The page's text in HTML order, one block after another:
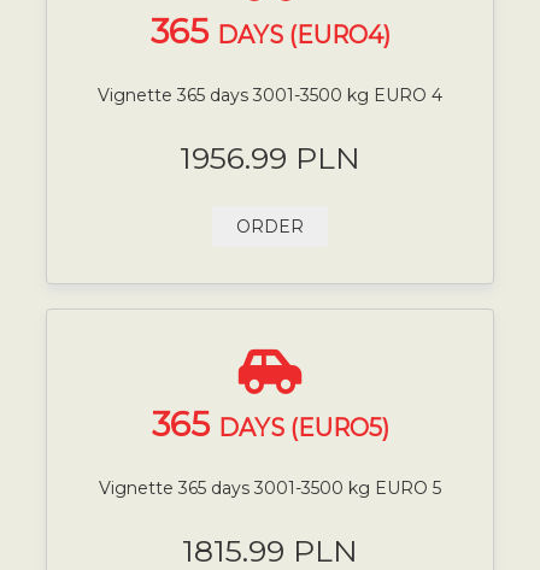
365 DAYS (EURO4)
Vignette 365 days 3001-3500 kg EURO 4
1956.99 PLN
ORDER
365 DAYS (EURO5)
Vignette 365 days 3001-3500 kg EURO 5
1815.99 PLN